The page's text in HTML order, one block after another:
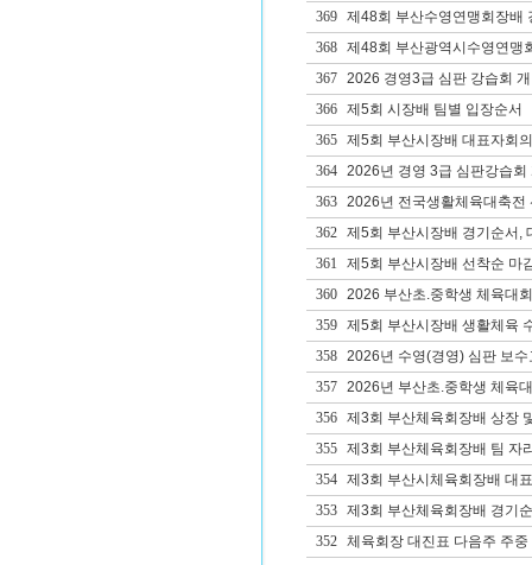
369
제48회 부산수영연맹회장배
368
제48회 부산광역시수영연맹
367
2026 경영3급 심판 강습회
366
제5회 시장배 팀별 입장순서
365
제5회 부산시장배 대표자회
364
2026년 경영 3급 심판강습회
363
2026년 전국생활체육대축전
362
제5회 부산시장배 경기순서,
361
제5회 부산시장배 선착순 마
360
2026 부산초.중학생 체육대
359
제5회 부산시장배 생활체육
358
2026년 수영(경영) 심판 보
357
2026년 부산초.중학생 체육
356
제3회 부산체육회장배 상장
355
제3회 부산체육회장배 팀 자
354
제3회 부산시체육회장배 대
353
제3회 부산체육회장배 경기
352
체육회장 대진표 다음주 주중